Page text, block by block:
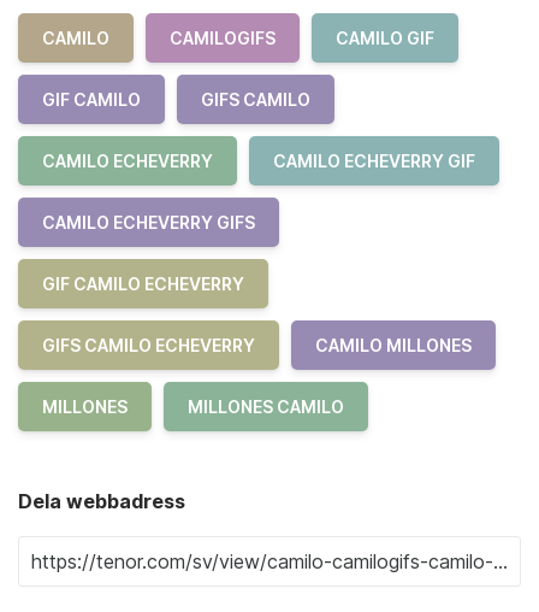
CAMILO CAMILOGIFS CAMILO GIF
GIF CAMILO GIFS CAMILO
CAMILO ECHEVERRY CAMILO ECHEVERRY GIF
CAMILO ECHEVERRY GIFS
GIF CAMILO ECHEVERRY
GIFS CAMILO ECHEVERRY CAMILO MILLONES
MILLONES MILLONES CAMILO
Dela webbadress